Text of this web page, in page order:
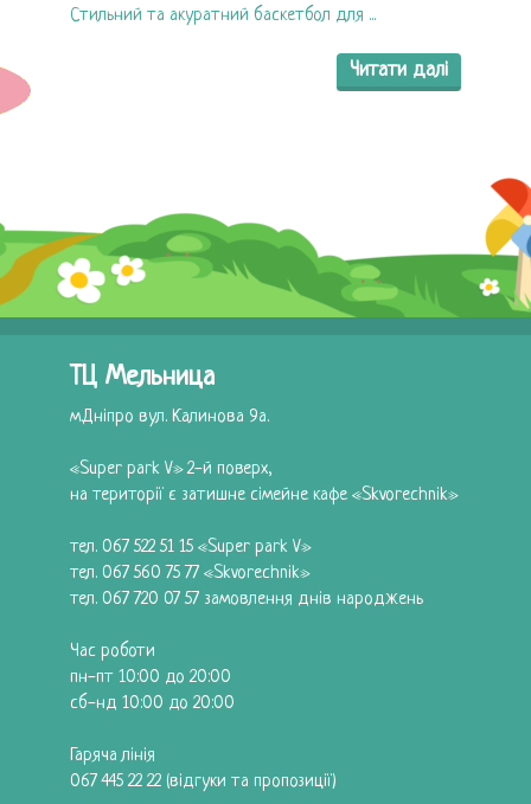
Стильний та акуратний баскетбол для ...
Читати далі
ТЦ Мельница
м.Дніпро вул. Калинова 9а.
«Super park V» 2-й поверх,
на території є затишне сімейне кафе «Skvorechnik»
тел. 067 522 51 15 «Super park V»
тел. 067 560 75 77 «Skvorechnik»
тел. 067 720 07 57 замовлення днів народжень
Час роботи
пн-пт 10:00 до 20:00
сб-нд 10:00 до 20:00
Гаряча лінія
067 445 22 22 (відгуки та пропозиції)